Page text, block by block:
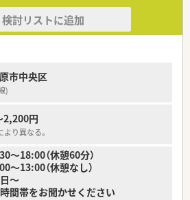
検討リストに追加
市中央区
)
2,200円
り異なる。
18:00（休憩60分）
（休憩なし）
～
間帯をお聞かせください